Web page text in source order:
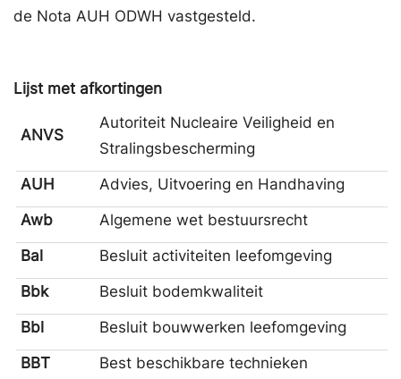
de Nota AUH ODWH vastgesteld.
Lijst met afkortingen
ANVS
Autoriteit Nucleaire Veiligheid en
Stralingsbescherming
AUH
Advies, Uitvoering en Handhaving
Awb
Algemene wet bestuursrecht
Bal
Besluit activiteiten leefomgeving
Bbk
Besluit bodemkwaliteit
Bbl
Besluit bouwwerken leefomgeving
BBT
Best beschikbare technieken